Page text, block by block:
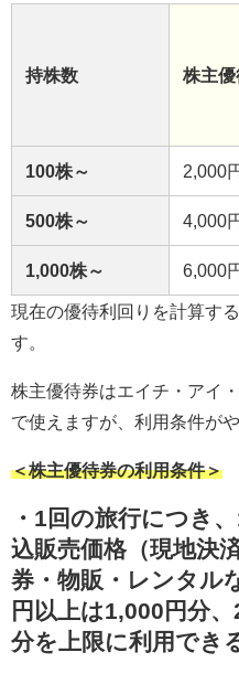
持株数 株主優
100株～ 2,000
500株～ 4,000
1,000株～ 6,000
現在の優待利回りを計算す
す。
株主優待券はエイチ・アイ
で使えますが、利用条件が
＜株主優待券の利用条件＞
・1回の旅行につき
込販売価格（現地決
券・物販・レンタル
円以上は1,000円分
分を上限に利用でき